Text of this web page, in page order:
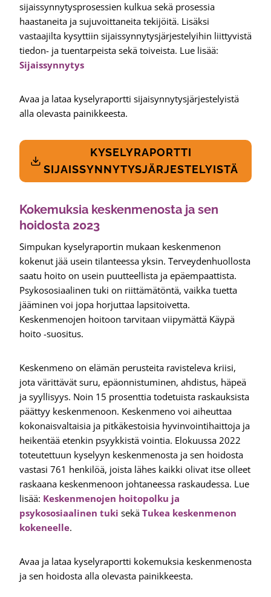
sijaissynnytysprosessien kulkua sekä prosessia
haastaneita ja sujuvoittaneita tekijöitä. Lisäksi
vastaajilta kysyttiin sijaissynnytysjärjestelyihin liittyvistä
tiedon- ja tuentarpeista sekä toiveista. Lue lisää:
Sijaissynnytys
Avaa ja lataa kyselyraportti sijaisynnytysjärjestelyistä
alla olevasta painikkeesta.
KYSELYRAPORTTI
SIJAISSYNNYTYSJÄRJESTELYISTÄ
Kokemuksia keskenmenosta ja sen
hoidosta 2023
Simpukan kyselyraportin mukaan keskenmenon
kokenut jää usein tilanteessa yksin. Terveydenhuollosta
saatu hoito on usein puutteellista ja epäempaattista.
Psykososiaalinen tuki on riittämätöntä, vaikka tuetta
jääminen voi jopa horjuttaa lapsitoivetta.
Keskenmenojen hoitoon tarvitaan viipymättä Käypä
hoito -suositus.
Keskenmeno on elämän perusteita ravisteleva kriisi,
jota värittävät suru, epäonnistuminen, ahdistus, häpeä
ja syyllisyys. Noin 15 prosenttia todetuista raskauksista
päättyy keskenmenoon. Keskenmeno voi aiheuttaa
kokonaisvaltaisia ja pitkäkestoisia hyvinvointihaittoja ja
heikentää etenkin psyykkistä vointia. Elokuussa 2022
toteutettuun kyselyyn keskenmenosta ja sen hoidosta
vastasi 761 henkilöä, joista lähes kaikki olivat itse olleet
raskaana keskenmenoon johtaneessa raskaudessa. Lue
lisää: Keskenmenojen hoitopolku ja
psykososiaalinen tuki sekä Tukea keskenmenon
kokeneelle.
Avaa ja lataa kyselyraportti kokemuksia keskenmenosta
ja sen hoidosta alla olevasta painikkeesta.